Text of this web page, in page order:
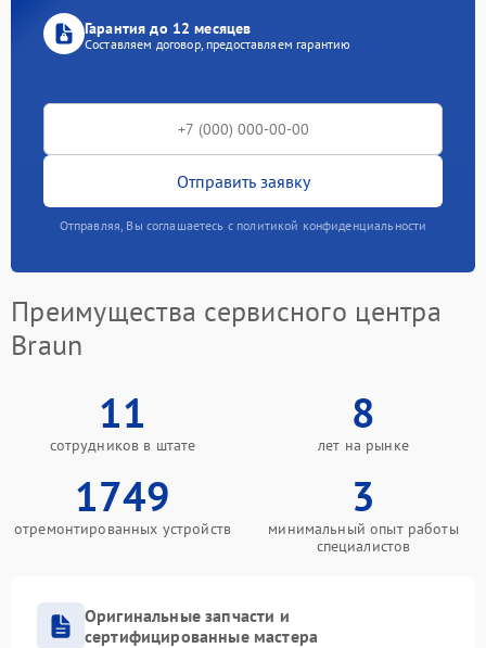
Гарантия до 12 месяцев
Составляем договор, предоставляем гарантию
Отправить заявку
Отправляя, Вы соглашаетесь с политикой конфиденциальности
Преимущества сервисного центра
Braun
11
сотрудников в штате
8
лет на рынке
1749
отремонтированных устройств
3
минимальный опыт работы
специалистов
Оригинальные запчасти и
сертифицированные мастера